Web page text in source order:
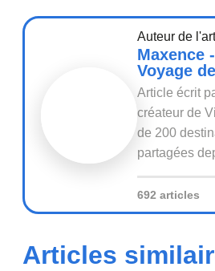
Auteur de
Maxence
Voyage
Article écrit
créateur de
de 200
partagées
692 articles
Articles